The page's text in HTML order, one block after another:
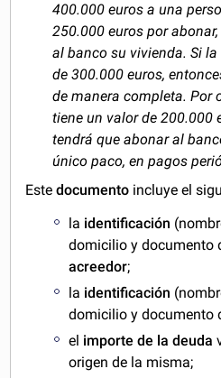
400.000 euros a una
250.000 euros por
al banco su vivienda. Si
de 300.000 euros,
de manera completa. Por
tiene un valor de 200.000
tendrá que abonar al
único paco, en pagos
Estedocumento incluye el
la identificación
domicilio y documento
acreedor;
la identificación
domicilio y documento
el importe de la deuda
origen de la misma;